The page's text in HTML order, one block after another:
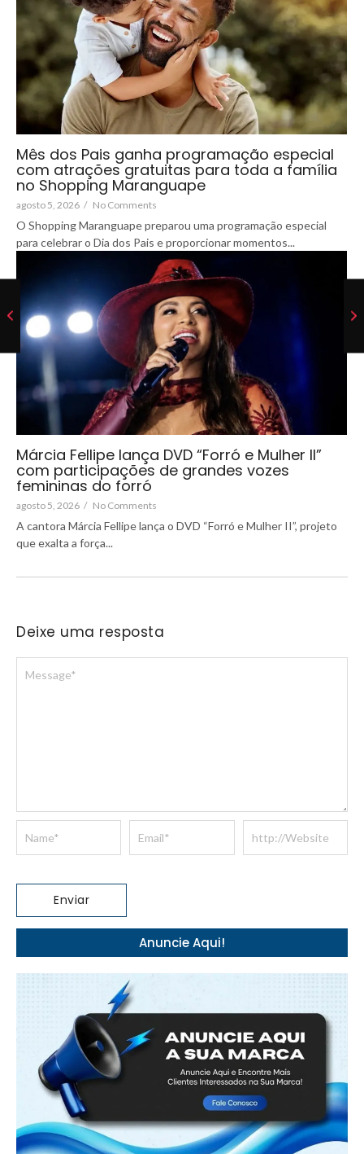
Mês dos Pais ganha programação especial
com atrações gratuitas para toda a família
no Shopping Maranguape
agosto 5, 2026 / No Comments
O Shopping Maranguape preparou uma programação especial
para celebrar o Dia dos Pais e proporcionar momentos...
Márcia Fellipe lança DVD “Forró e Mulher II”
com participações de grandes vozes
femininas do forró
agosto 5, 2026 / No Comments
A cantora Márcia Fellipe lança o DVD “Forró e Mulher II”, projeto
que exalta a força...
Deixe uma resposta
Anuncie Aqui!